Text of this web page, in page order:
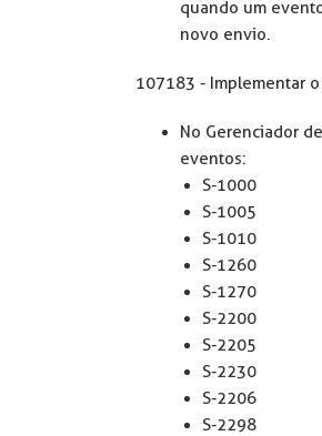
quando um
novo envio.
107183 - Implementar
No Gerenciador
eventos:
S-1000
S-1005
S-1010
S-1260
S-1270
S-2200
S-2205
S-2230
S-2206
S-2298